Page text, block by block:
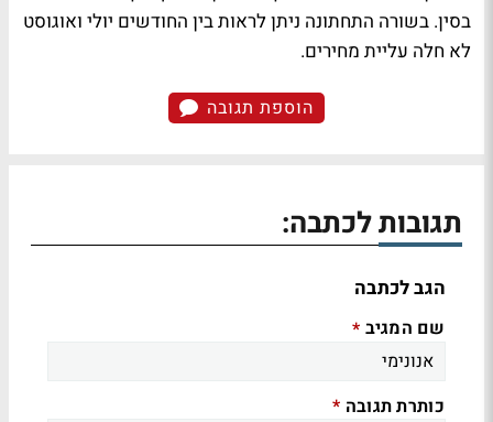
בסין. בשורה התחתונה ניתן לראות בין החודשים יולי ואוגוסט
לא חלה עליית מחירים.
הוספת תגובה
תגובות לכתבה:
הגב לכתבה
שם המגיב *
כותרת תגובה *